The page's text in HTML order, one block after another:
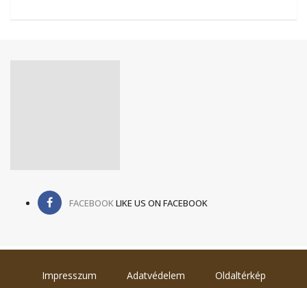
FACEBOOKLIKE US ON FACEBOOK
Impresszum Adatvédelem
Oldaltérkép